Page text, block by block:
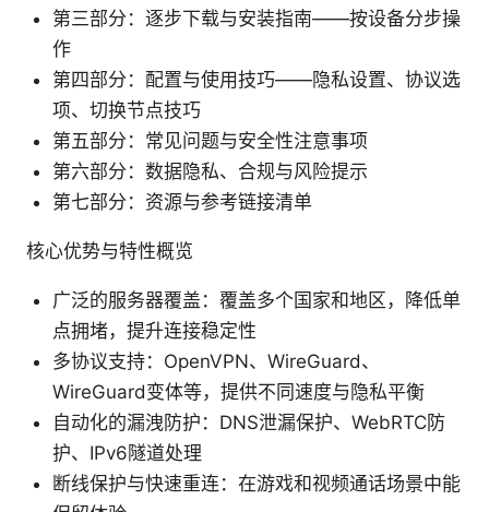
第三部分：逐步下载与安装指南——按设备分步操
作
第四部分：配置与使用技巧——隐私设置、协议选
项、切换节点技巧
第五部分：常见问题与安全性注意事项
第六部分：数据隐私、合规与风险提示
第七部分：资源与参考链接清单
核心优势与特性概览
广泛的服务器覆盖：覆盖多个国家和地区，降低单
点拥堵，提升连接稳定性
多协议支持：OpenVPN、WireGuard、
WireGuard变体等，提供不同速度与隐私平衡
自动化的漏洩防护：DNS泄漏保护、WebRTC防
护、IPv6隧道处理
断线保护与快速重连：在游戏和视频通话场景中能